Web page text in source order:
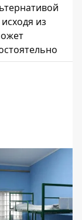
из